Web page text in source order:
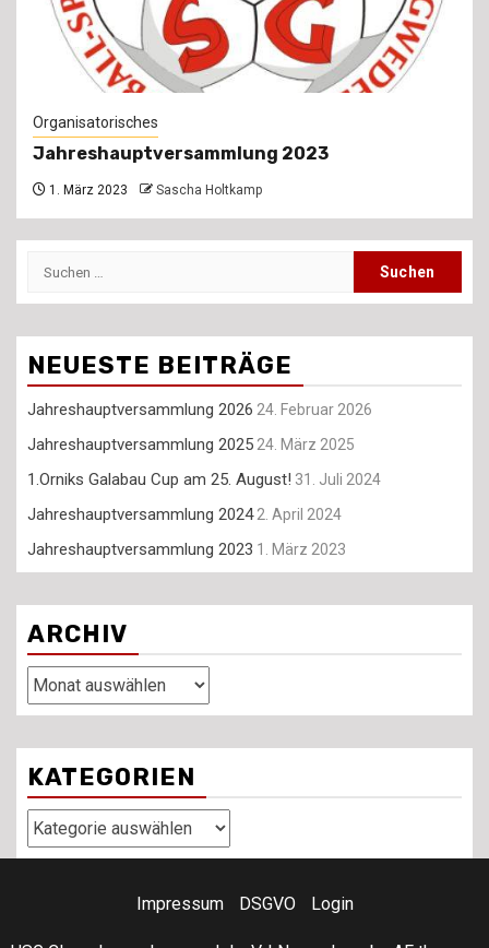
Organisatorisches
Jahreshauptversammlung 2023
1. März 2023 Sascha Holtkamp
Suchen
NEUESTE BEITRÄGE
Jahreshauptversammlung 2026 24. Februar 2026
Jahreshauptversammlung 202524. März 2025
1.Orniks Galabau Cup am 25. August! 31. Juli 2024
Jahreshauptversammlung 20242. April 2024
Jahreshauptversammlung 2023 1. März 2023
ARCHIV
Archiv
KATEGORIEN
Kategorien
Impressum DSGVO Login